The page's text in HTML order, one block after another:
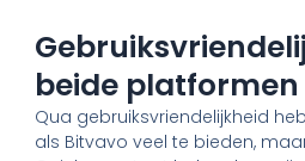
beide platformen
Qua gebruiksvriendelijkheid
als Bitvavo veel te bieden,